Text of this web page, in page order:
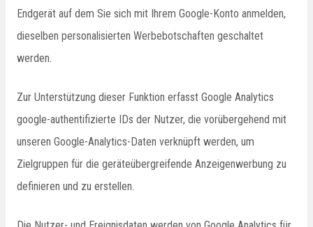
Endgerät auf dem Sie sich mit Ihrem Google-Konto anmelden,
dieselben personalisierten Werbebotschaften geschaltet
werden.
Zur Unterstützung dieser Funktion erfasst Google Analytics
google-authentifizierte IDs der Nutzer, die vorübergehend mit
unseren Google-Analytics-Daten verknüpft werden, um
Zielgruppen für die geräteübergreifende Anzeigenwerbung zu
definieren und zu erstellen.